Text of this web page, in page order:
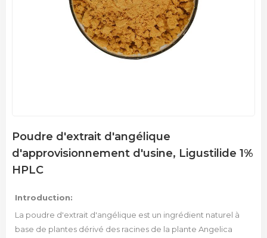
Poudre d'extrait d'angélique
d'approvisionnement d'usine, Ligustilide 1%
HPLC
Introduction:
La poudre d'extrait d'angélique est un ingrédient naturel à
base de plantes dérivé des racines de la plante Angelica